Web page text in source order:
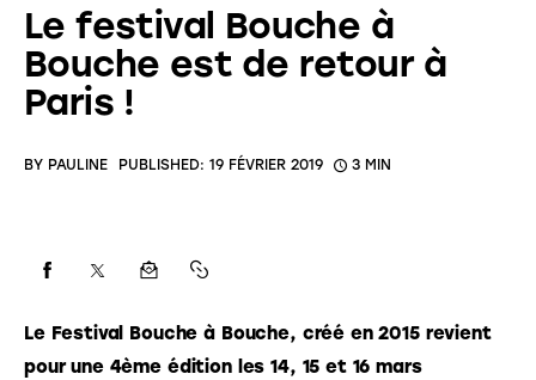
Le festival Bouche à
Bouche est de retour à
Paris !
BY PAULINE PUBLISHED: 19 FÉVRIER 2019 3 MIN
Le Festival Bouche à Bouche, créé en 2015 revient
pour une 4ème édition les 14, 15 et 16 mars